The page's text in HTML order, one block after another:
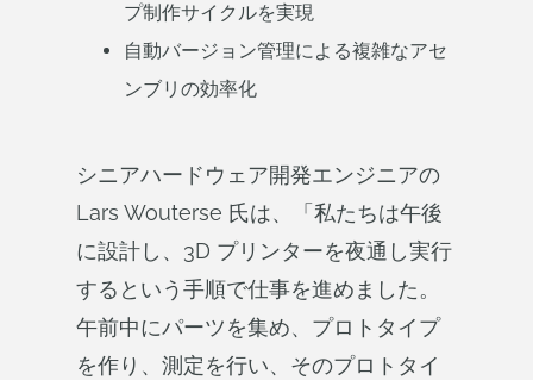
プ制作サイクルを実現
自動バージョン管理による複雑なアセ
ンブリの効率化
シニアハードウェア開発エンジニアの
Lars Wouterse 氏は、「私たちは午後
に設計し、3D プリンターを夜通し実行
するという手順で仕事を進めました。
午前中にパーツを集め、プロトタイプ
を作り、測定を行い、そのプロトタイ